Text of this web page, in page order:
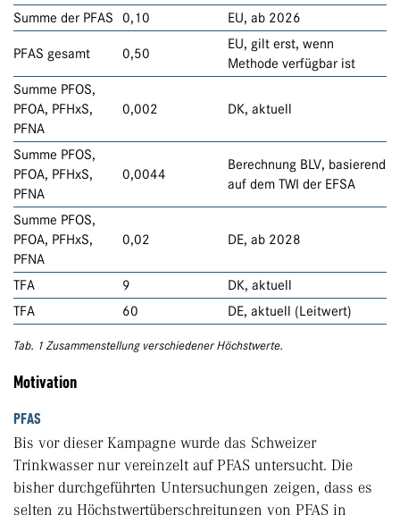
Summe der PFAS
0,10 EU, ab 2026
PFAS gesamt 0,50
EU, gilt erst, wenn
Methode verfügbar ist
Summe PFOS,
PFOA, PFHxS,
PFNA
0,002 DK, aktuell
Summe PFOS,
PFOA, PFHxS,
PFNA
0,0044
Berechnung BLV, basierend
auf dem TWI der EFSA
Summe PFOS,
PFOA, PFHxS,
PFNA
0,02 DE, ab 2028
TFA 9
DK, aktuell
TFA
60 DE, aktuell (Leitwert)
Tab. 1 Zusammenstellung verschiedener Höchstwerte.
Motivation
PFAS
Bis vor dieser Kampagne wurde das Schweizer
Trinkwasser nur vereinzelt auf PFAS untersucht. Die
bisher durchgeführten Untersuchungen zeigen, dass es
selten zu Höchstwertüberschreitungen von PFAS in